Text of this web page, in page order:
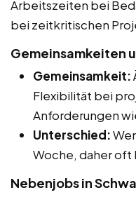
Arbeitszeiten bei
bei zeitkritischen
Gemeinsamkeiten
Gemeinsamkeit:
Flexibilität bei
Anforderungen
Unterschied:
Woche, daher oft
Nebenjobs in